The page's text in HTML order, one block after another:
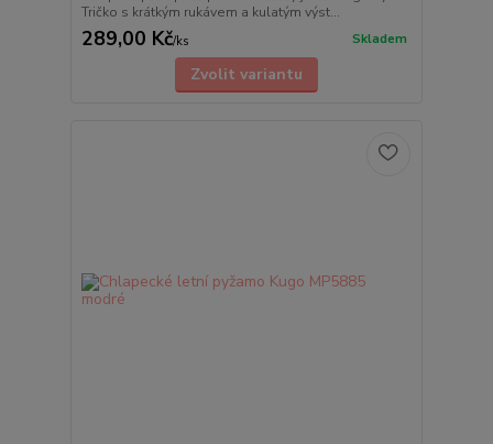
Tričko s krátkým rukávem a kulatým výst...
289,00 Kč/ks Skladem
Zvolit variantu